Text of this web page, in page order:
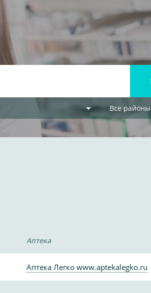
Все районы
Аптека
Аптека Легко www.aptekalegko.ru